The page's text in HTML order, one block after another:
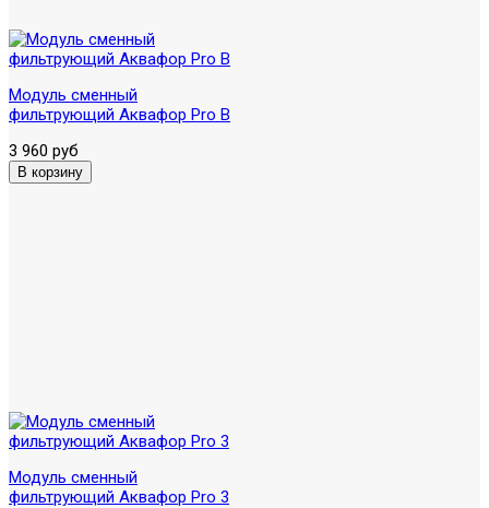
Модуль сменный
фильтрующий Аквафор Pro B
3 960 руб
Модуль сменный
фильтрующий Аквафор Pro 3